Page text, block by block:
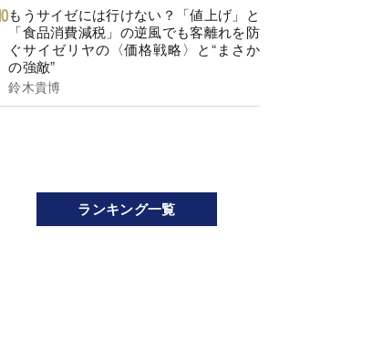
もうサイゼには行けない？「値上げ」と
「食品消費減税」の逆風でも客離れを防
ぐサイゼリヤの〈価格戦略〉と“まさか
の強敵”
鈴木貴博
ランキング一覧